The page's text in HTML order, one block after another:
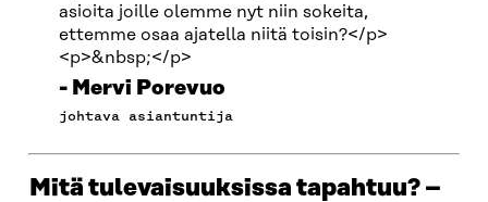
asioita joille olemme nyt niin sokeita,
ettemme osaa ajatella niitä toisin?</p>
<p>&nbsp;</p>
Mervi Porevuo
johtava asiantuntija
Mitä tulevaisuuksissa tapahtuu? –